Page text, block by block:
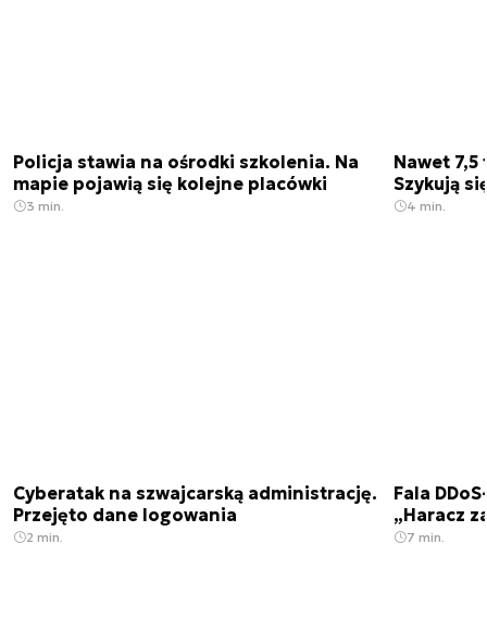
Policja stawia na ośrodki szkolenia. Na
mapie pojawią się kolejne placówki
3 min.
Nawet
Szykują
4 min.
Cyberatak na szwajcarską administrację.
Przejęto dane logowania
2 min.
Fala
„Haracz
7 min.